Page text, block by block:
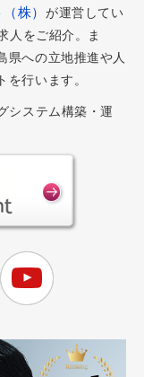
株） が運営してい
人をご紹介。ま
県への立地推進や人
を行います。
システム構築・運